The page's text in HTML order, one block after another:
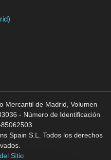
Mercantil de Madrid, Volumen
- Número de Identificación
Spain S.L. Todos los derechos
Sitio